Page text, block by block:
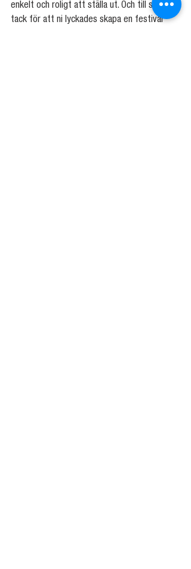
enkelt och roligt att ställa ut. Och till sist,
tack för att ni lyckades skapa en festival